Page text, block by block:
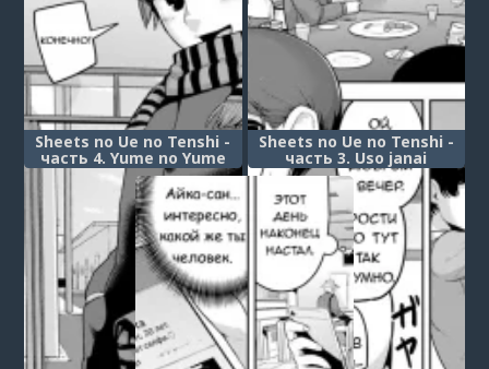
Sheets no Ue no Tenshi -
часть 4. Yume no Yume
Sheets no Ue no Tenshi -
часть 3. Uso janai